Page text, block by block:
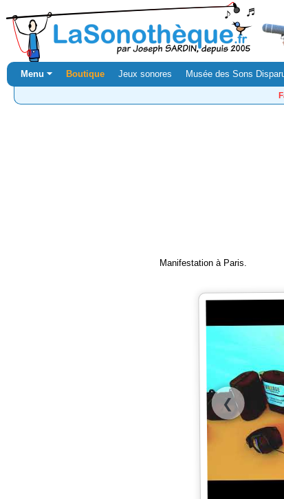
Menu ⏷ Boutique Jeux sonores Musée des Sons
Manifestation à Paris.
❮